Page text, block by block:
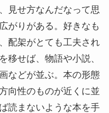
見せ方なんだなって思
がりがある。好きなも
配架がとても工夫され
移せば、物語や小説、
などが並ぶ。本の形態
向性のものが近くに並
読まないような本を手